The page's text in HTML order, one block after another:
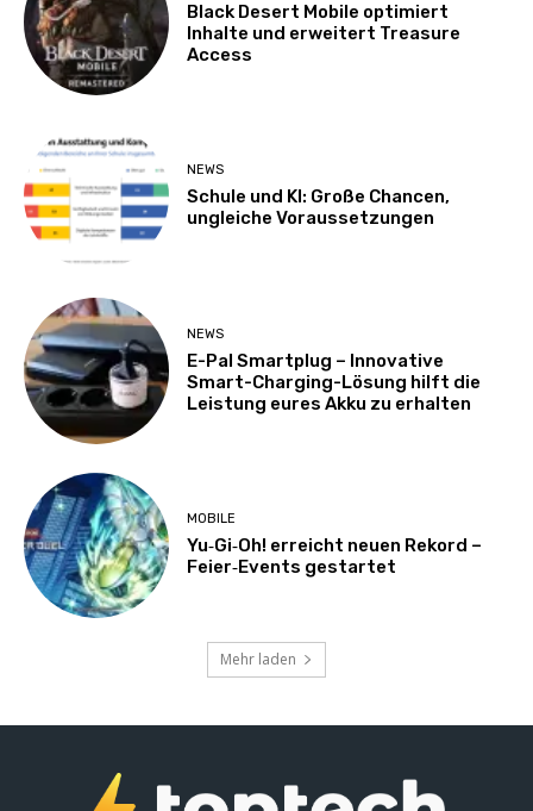
Black Desert Mobile optimiert
Inhalte und erweitert Treasure
Access
NEWS
Schule und KI: Große Chancen,
ungleiche Voraussetzungen
NEWS
E-Pal Smartplug – Innovative
Smart-Charging-Lösung hilft die
Leistung eures Akku zu erhalten
MOBILE
Yu‑Gi‑Oh! erreicht neuen Rekord –
Feier‑Events gestartet
Mehr laden